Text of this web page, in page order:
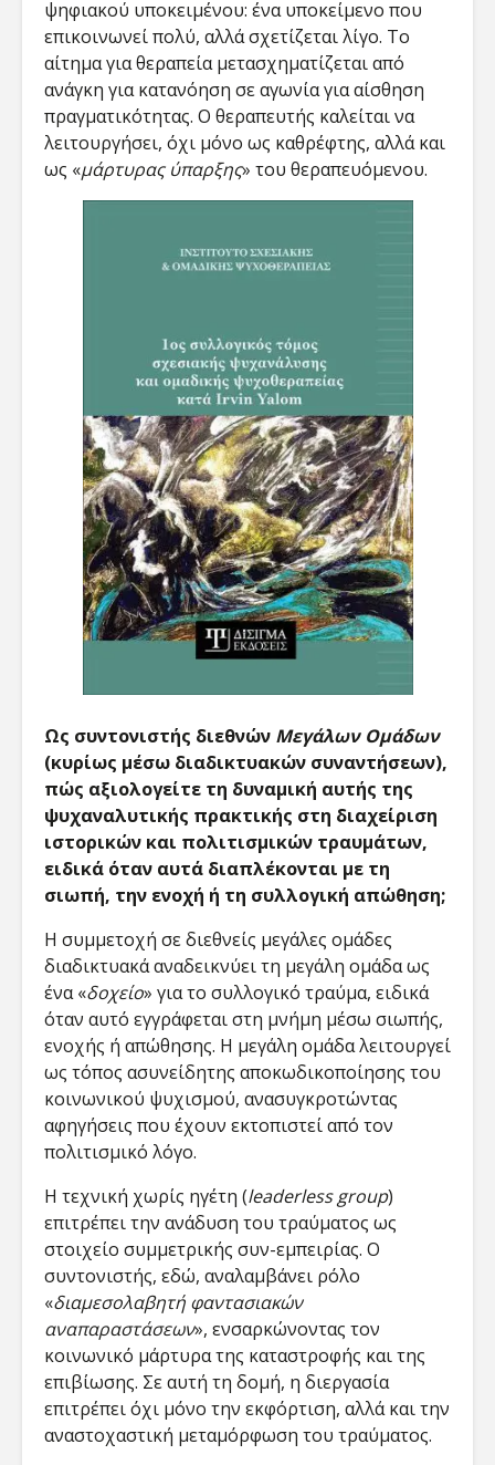
ψηφιακού υποκειμένου: ένα υποκείμενο που
επικοινωνεί πολύ, αλλά σχετίζεται λίγο. Το
αίτημα για θεραπεία μετασχηματίζεται από
ανάγκη για κατανόηση σε αγωνία για αίσθηση
πραγματικότητας. Ο θεραπευτής καλείται να
λειτουργήσει, όχι μόνο ως καθρέφτης, αλλά και
ως «μάρτυρας ύπαρξης» του θεραπευόμενου.
Ως συντονιστής διεθνών Μεγάλων Ομάδων
(κυρίως μέσω διαδικτυακών συναντήσεων),
πώς αξιολογείτε τη δυναμική αυτής της
ψυχαναλυτικής πρακτικής στη διαχείριση
ιστορικών και πολιτισμικών τραυμάτων,
ειδικά όταν αυτά διαπλέκονται με τη
σιωπή, την ενοχή ή τη συλλογική απώθηση;
Η συμμετοχή σε διεθνείς μεγάλες ομάδες
διαδικτυακά αναδεικνύει τη μεγάλη ομάδα ως
ένα «δοχείο» για το συλλογικό τραύμα, ειδικά
όταν αυτό εγγράφεται στη μνήμη μέσω σιωπής,
ενοχής ή απώθησης. Η μεγάλη ομάδα λειτουργεί
ως τόπος ασυνείδητης αποκωδικοποίησης του
κοινωνικού ψυχισμού, ανασυγκροτώντας
αφηγήσεις που έχουν εκτοπιστεί από τον
πολιτισμικό λόγο.
Η τεχνική χωρίς ηγέτη (leaderless group)
επιτρέπει την ανάδυση του τραύματος ως
στοιχείο συμμετρικής συν-εμπειρίας. Ο
συντονιστής, εδώ, αναλαμβάνει ρόλο
«διαμεσολαβητή φαντασιακών
αναπαραστάσεων», ενσαρκώνοντας τον
κοινωνικό μάρτυρα της καταστροφής και της
επιβίωσης. Σε αυτή τη δομή, η διεργασία
επιτρέπει όχι μόνο την εκφόρτιση, αλλά και την
αναστοχαστική μεταμόρφωση του τραύματος.